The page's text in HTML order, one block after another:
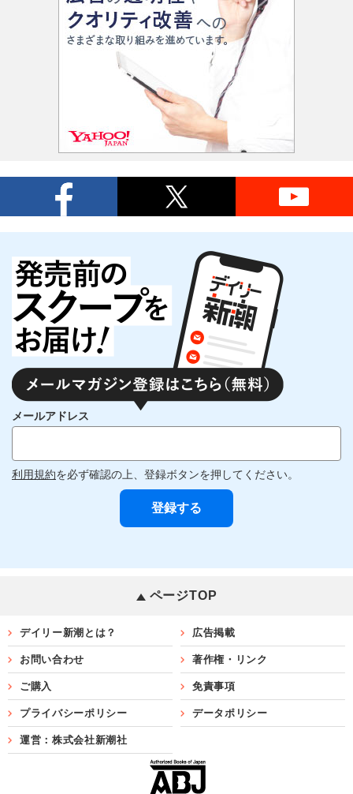
メールアドレス
利用規約を必ず確認の上、登録ボタンを押してください。
ページTOP
デイリー新潮とは？ 広告掲載
お問い合わせ 著作権・リンク
ご購入 免責事項
プライバシーポリシー データポリシー
運営：株式会社新潮社